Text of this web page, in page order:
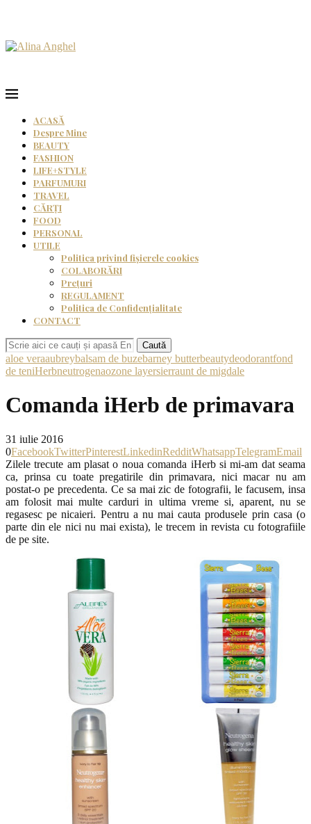
ACASĂ
Despre Mine
BEAUTY
FASHION
LIFE+STYLE
PARFUMURI
TRAVEL
CĂRȚI
FOOD
PERSONAL
UTILE
Politica privind fișierele cookies
COLABORĂRI
Prețuri
REGULAMENT
Politica de Confidențialitate
CONTACT
Caută
aloe veraaubreybalsam de buzebarney butterbeautydeodorantfond
de teniHerbneutrogenaozone layersierraunt de migdale
Comanda iHerb de primavara
31 iulie 2016
0FacebookTwitterPinterestLinkedinRedditWhatsappTelegramEmail
Zilele trecute am plasat o noua comanda iHerb si mi-am dat seama
ca, prinsa cu toate pregatirile din primavara, nici macar nu am
postat-o pe precedenta. Ce sa mai zic de fotografii, le facusem, insa
am folosit mai multe carduri in ultima vreme si, aparent, nu se
regasesc pe nicaieri. Pentru a nu mai cauta produsele prin casa (o
parte din ele nici nu mai exista), le trecem in revista cu fotografiile
de pe site.